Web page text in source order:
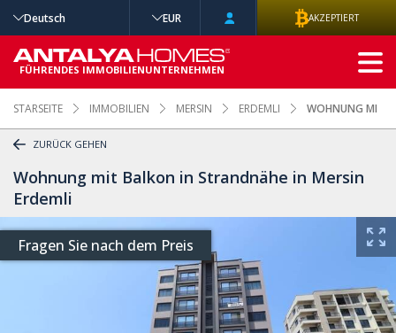
STARSEITE IMMOBILIEN MERSIN ERDEMLI WOHNUNG MIT
ZURÜCK GEHEN
Wohnung mit Balkon in Strandnähe in Mersin
Erdemli
Fragen Sie nach dem Preis
Deutsch EUR AKZEPTIERT
FÜHRENDES IMMOBILIENUNTERNEHMEN
ERWEITERTE
SUCHE